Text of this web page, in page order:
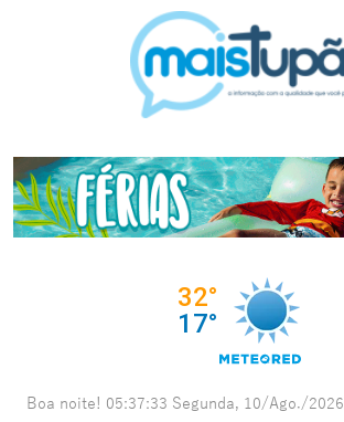
Boa noite! 05:37:34 Segunda, 10/Ago./2026